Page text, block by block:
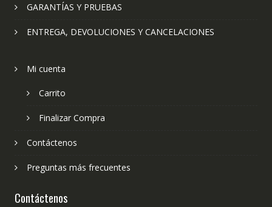
GARANTÍAS Y PRUEBAS
ENTREGA, DEVOLUCIONES Y CANCELACIONES
Mi cuenta
Carrito
Finalizar Compra
Contáctenos
Preguntas más frecuentes
Contáctenos